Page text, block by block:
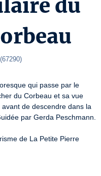
du
(67290)
qui passe par le
du Corbeau et sa vue
de descendre dans la